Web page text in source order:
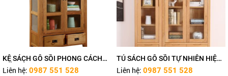
KỆ SÁCH GỖ SỒI PHONG CÁCH
CỔ ĐIỂN TN474
Liên hệ: 0987 551 528
TỦ SÁCH GỖ SỒI TỰ NHIÊN HIỆN
ĐẠI TN473
Liên hệ: 0987 551 528